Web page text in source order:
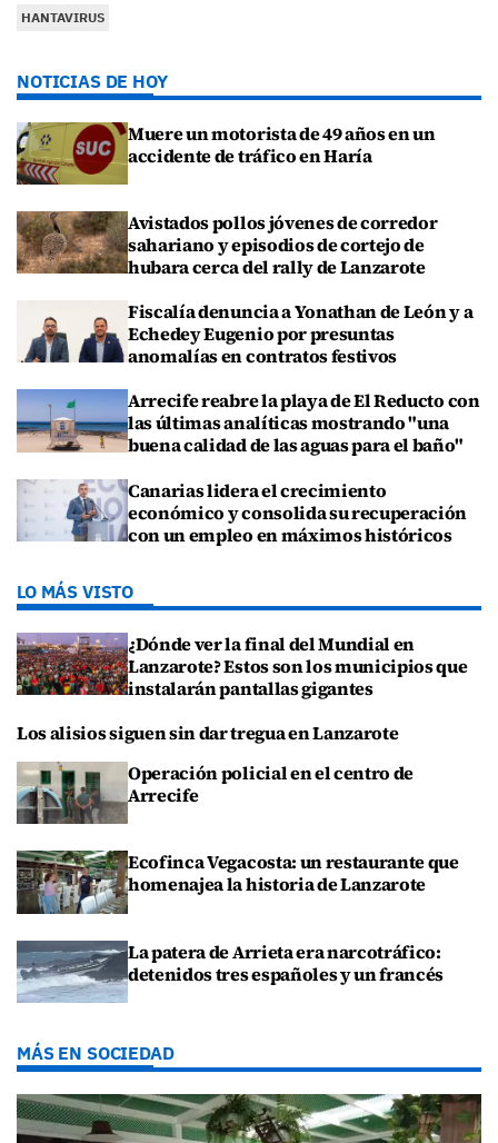
HANTAVIRUS
NOTICIAS DE HOY
Muere un motorista de 49 años en un
accidente de tráfico en Haría
Avistados pollos jóvenes de corredor
sahariano y episodios de cortejo de
hubara cerca del rally de Lanzarote
Fiscalía denuncia a Yonathan de León y a
Echedey Eugenio por presuntas
anomalías en contratos festivos
Arrecife reabre la playa de El Reducto con
las últimas analíticas mostrando "una
buena calidad de las aguas para el baño"
Canarias lidera el crecimiento
económico y consolida su recuperación
con un empleo en máximos históricos
LO MÁS VISTO
¿Dónde ver la final del Mundial en
Lanzarote? Estos son los municipios que
instalarán pantallas gigantes
Los alisios siguen sin dar tregua en Lanzarote
Operación policial en el centro de
Arrecife
Ecofinca Vegacosta: un restaurante que
homenajea la historia de Lanzarote
La patera de Arrieta era narcotráfico:
detenidos tres españoles y un francés
MÁS EN SOCIEDAD